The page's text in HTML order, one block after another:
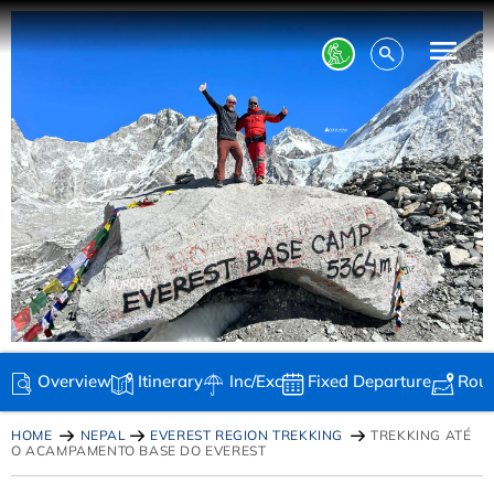
Overview Itinerary Inc/Exc Fixed Departure
HOME NEPAL EVEREST REGION TREKKING
TREKKING ATÉ
O ACAMPAMENTO BASE DO EVEREST